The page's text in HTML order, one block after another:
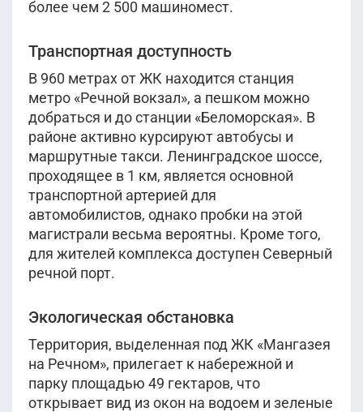
более чем 2 500 машиномест.
Транспортная доступность
В 960 метрах от ЖК находится станция
метро «Речной вокзал», а пешком можно
добраться и до станции «Беломорская». В
районе активно курсируют автобусы и
маршрутные такси. Ленинградское шоссе,
проходящее в 1 км, является основной
транспортной артерией для
автомобилистов, однако пробки на этой
магистрали весьма вероятны. Кроме того,
для жителей комплекса доступен Северный
речной порт.
Экологическая обстановка
Территория, выделенная под ЖК «Мангазея
на Речном», прилегает к набережной и
парку площадью 49 гектаров, что
открывает вид из окон на водоем и зеленые